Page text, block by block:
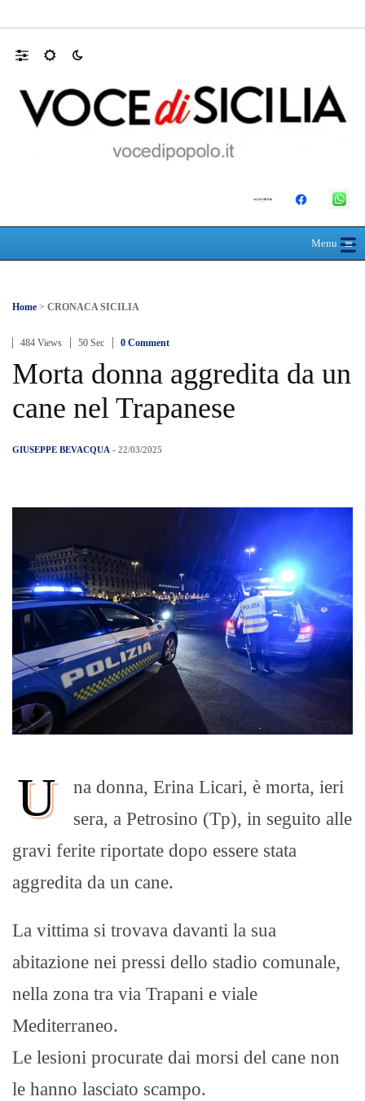
Menu≡
☰
Home > CRONACA SICILIA
484 Views 50 Sec 0 Comment
Morta donna aggredita da un
cane nel Trapanese
GIUSEPPE BEVACQUA - 22/03/2025
U
na donna, Erina Licari, è morta, ieri
sera, a Petrosino (Tp), in seguito alle
gravi ferite riportate dopo essere stata
aggredita da un cane.
La vittima si trovava davanti la sua
abitazione nei pressi dello stadio comunale,
nella zona tra via Trapani e viale
Mediterraneo.
Le lesioni procurate dai morsi del cane non
le hanno lasciato scampo.